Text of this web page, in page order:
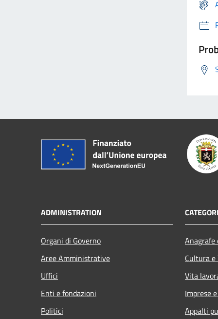
ADMINISTRATION
Organi di Governo
Aree Amministrative
Uffici
Enti e fondazioni
Politici
Cultura e
Vita
Imprese
Appalti